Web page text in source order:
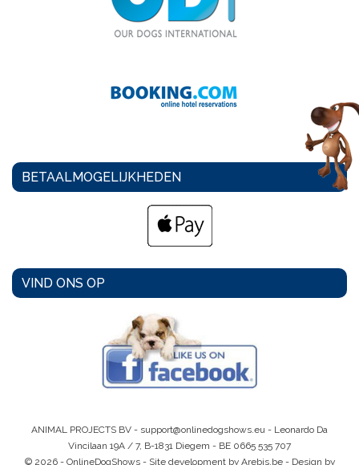
BETAALMOGELIJKHEDEN
VIND ONS OP
ANIMAL PROJECTS BV - support@onlinedogshows.eu - Leonardo Da
Vincilaan 19A / 7, B-1831 Diegem - BE 0665 535 707
© 2026 - OnlineDogShows - Site development by Arebis.be - Design by